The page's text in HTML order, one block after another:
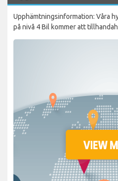
Upphämtningsinformation: Våra
på nivå 4 Bil kommer att